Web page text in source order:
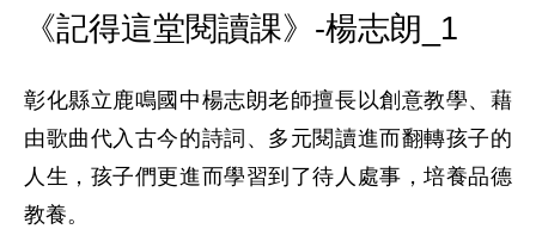
《記得這堂閱讀課》-楊志朗_1
彰化縣立鹿鳴國中楊志朗老師擅長以創意教學、藉
由歌曲代入古今的詩詞、多元閱讀進而翻轉孩子的
人生，孩子們更進而學習到了待人處事，培養品德
教養。